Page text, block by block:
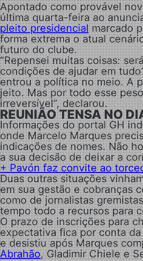
Apontado como provável
última quarta-feira ao
pleito presidencialmarcado
forma extrema o atual
futuro do clube.
“Repensei muitas coisas:
condições de ajudar em
entrou a política no meio. A
jeito. Mas por todo esse
irreversível”, declarou.
REUNIÃO TENSA NO
Informações do portal GH
onde Marcelo Marques
indicações de nomes. Não
a sua decisão de deixar a
+ Pavón faz convite ao
Duas outras situações
em sua gestão e cobranças
como de jornalistas
tempo todo a recursos para
O prazo de inscrições para
expectativa fica por conta
e desistiu após Marques
Abrahão, Gladimir Chiele e